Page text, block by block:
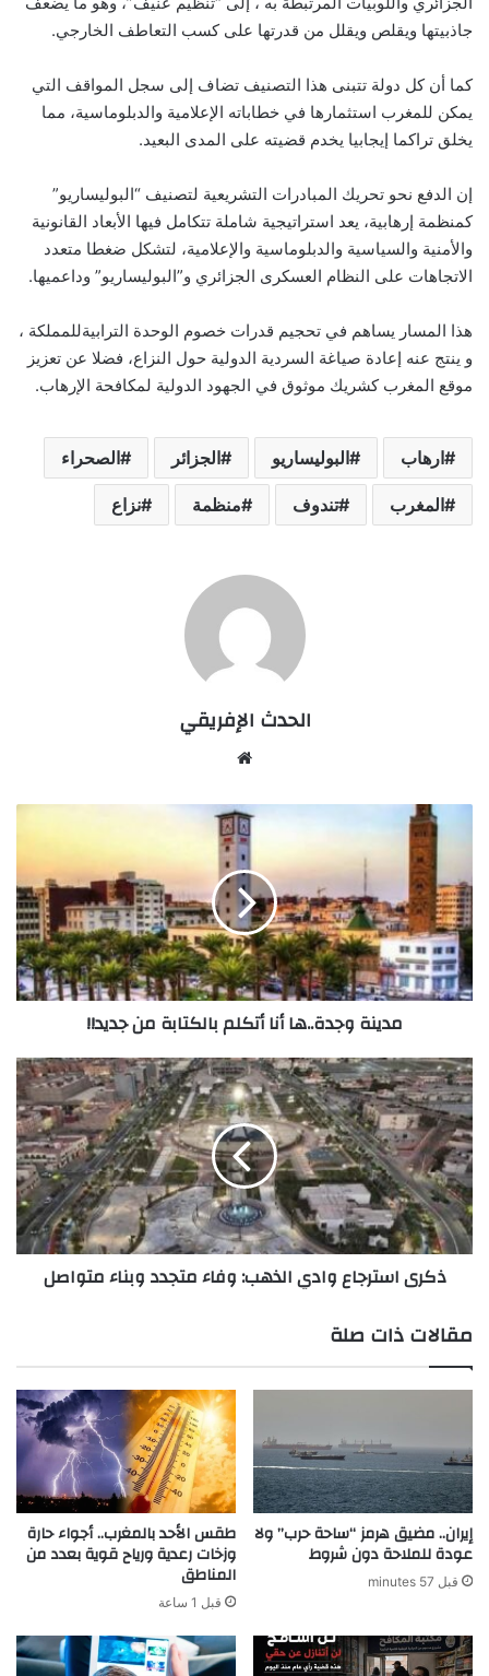
جاذبيتها ويقلص ويقلل من قدرتها على كسب التعاطف الخارجي.
كما أن كل دولة تتبنى هذا التصنيف تضاف إلى سجل المواقف التي
يمكن للمغرب استثمارها في خطاباته الإعلامية والدبلوماسية، مما
يخلق تراكما إيجابيا يخدم قضيته على المدى البعيد.
إن الدفع نحو تحريك المبادرات التشريعية لتصنيف “البوليساريو”
كمنظمة إرهابية، يعد استراتيجية شاملة تتكامل فيها الأبعاد القانونية
والأمنية والسياسية والدبلوماسية والإعلامية، لتشكل ضغطا متعدد
الاتجاهات على النظام العسكرى الجزائري و”البوليساريو” وداعميها.
هذا المسار يساهم في تحجيم قدرات خصوم الوحدة الترابيةللمملكة ،
و ينتج عنه إعادة صياغة السردية الدولية حول النزاع، فضلا عن تعزيز
موقع المغرب كشريك موثوق في الجهود الدولية لمكافحة الإرهاب.
ارهاب البوليساريو الجزائر الصحراء
المغرب تندوف منظمة نزاع
الحدث الإفريقي
وجدة..ها
أتكلم
بالكتابة
من
جديد!!
مدينة وجدة..ها أنا أتكلم بالكتابة من جديد!!
ذكرى
استرجاع
وادي
الذهب:
وفاء
متجدد
وبناء
متواصل
ذكرى استرجاع وادي الذهب: وفاء متجدد وبناء متواصل
مقالات ذات صلة
إيران.. مضيق هرمز “ساحة حرب” ولا
عودة للملاحة دون شروط
قبل 57 minutes
طقس الأحد بالمغرب.. أجواء حارة
وزخات رعدية ورياح قوية بعدد من
المناطق
قبل 1 ساعة